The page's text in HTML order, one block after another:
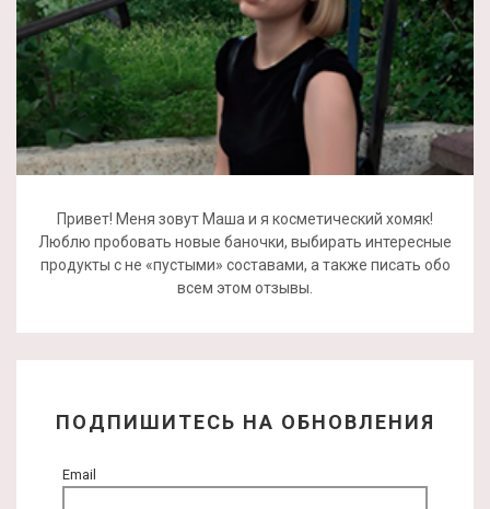
Привет! Меня зовут Маша и я косметический хомяк!
Люблю пробовать новые баночки, выбирать интересные
продукты с не «пустыми» составами, а также писать обо
всем этом отзывы.
ПОДПИШИТЕСЬ НА ОБНОВЛЕНИЯ
Email